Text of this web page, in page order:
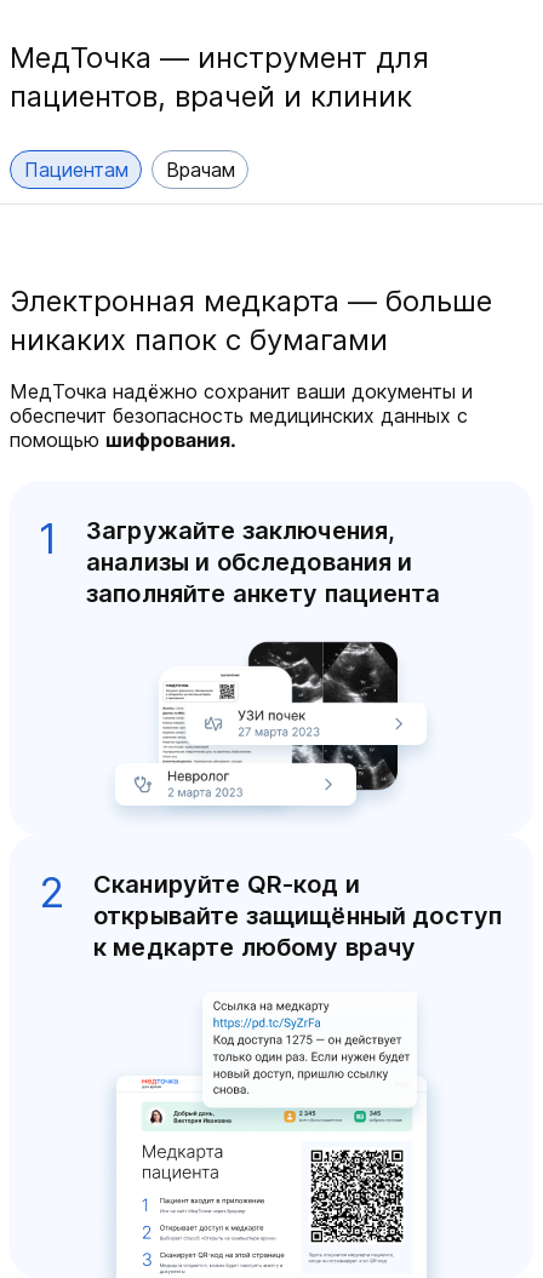
МедТочка — инструмент для
пациентов, врачей и клиник
Пациентам Врачам
Электронная медкарта — больше
никаких папок с бумагами
МедТочка надёжно сохранит ваши документы и
обеспечит безопасность медицинских данных с
помощью шифрования.
1
Загружайте заключения,
анализы и обследования и
заполняйте анкету пациента
2
Сканируйте QR-код и
открывайте защищённый доступ
к медкарте любому врачу